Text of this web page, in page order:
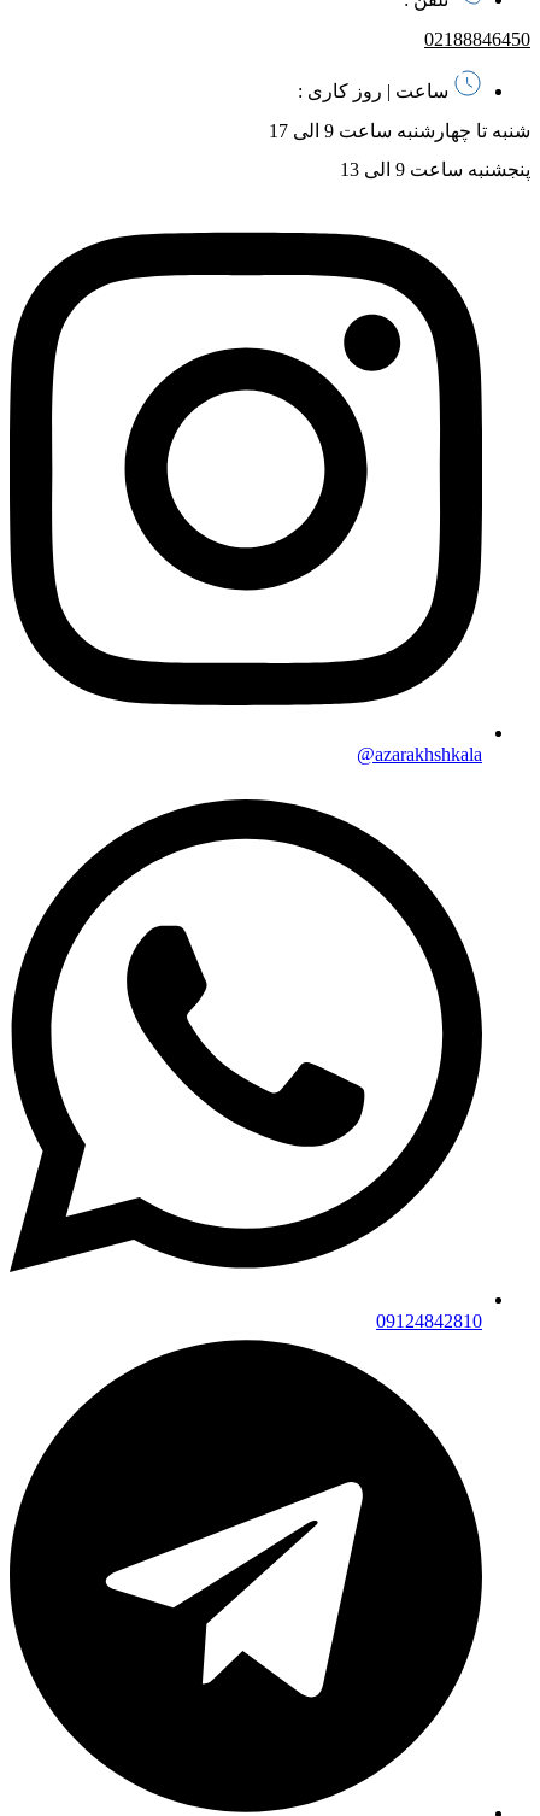
02188846450
ساعت | روز کاری :
شنبه تا چهارشنبه ساعت 9 الی 17
پنجشنبه ساعت 9 الی 13
azarakhshkala@
09124842810